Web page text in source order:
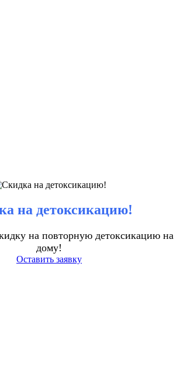
на детоксикацию!
на повторную детоксикацию на
дому!
Оставить заявку